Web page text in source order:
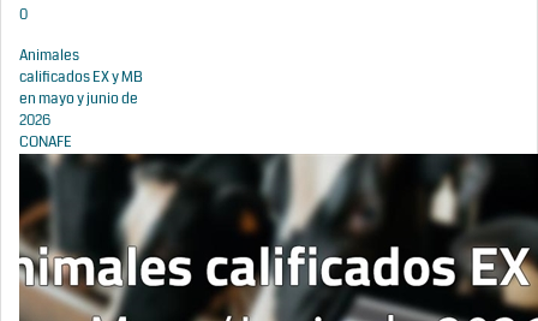
0
Animales
calificados EX y MB
en mayo y junio de
2026
CONAFE